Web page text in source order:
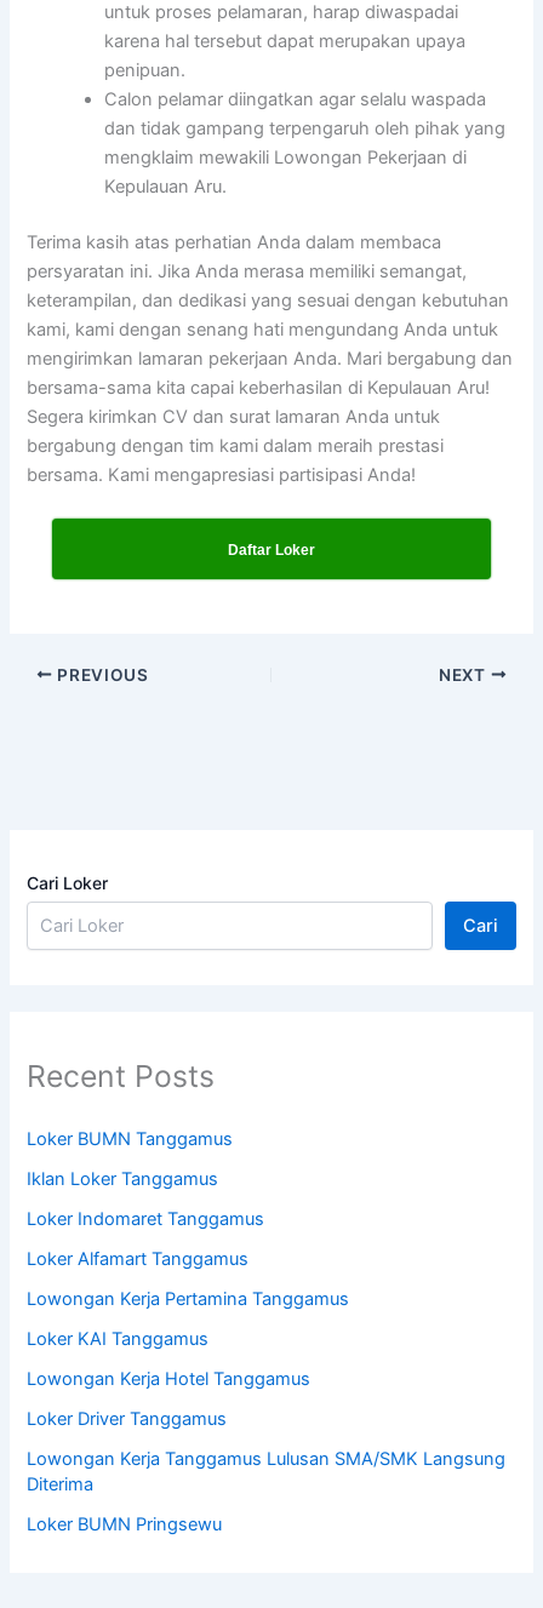
untuk proses pelamaran, harap diwaspadai
karena hal tersebut dapat merupakan upaya
penipuan.
Calon pelamar diingatkan agar selalu waspada
dan tidak gampang terpengaruh oleh pihak yang
mengklaim mewakili Lowongan Pekerjaan di
Kepulauan Aru.
Terima kasih atas perhatian Anda dalam membaca
persyaratan ini. Jika Anda merasa memiliki semangat,
keterampilan, dan dedikasi yang sesuai dengan kebutuhan
kami, kami dengan senang hati mengundang Anda untuk
mengirimkan lamaran pekerjaan Anda. Mari bergabung dan
bersama-sama kita capai keberhasilan di Kepulauan Aru!
Segera kirimkan CV dan surat lamaran Anda untuk
bergabung dengan tim kami dalam meraih prestasi
bersama. Kami mengapresiasi partisipasi Anda!
Daftar Loker
PREVIOUS NEXT
Cari Loker
Cari
Recent Posts
Loker BUMN Tanggamus
Iklan Loker Tanggamus
Loker Indomaret Tanggamus
Loker Alfamart Tanggamus
Lowongan Kerja Pertamina Tanggamus
Loker KAI Tanggamus
Lowongan Kerja Hotel Tanggamus
Loker Driver Tanggamus
Lowongan Kerja Tanggamus Lulusan SMA/SMK Langsung
Diterima
Loker BUMN Pringsewu